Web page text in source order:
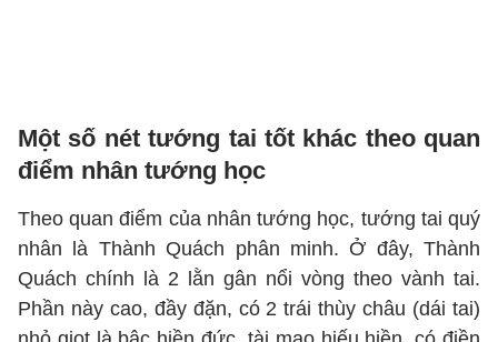
Một số nét tướng tai tốt khác theo quan
điểm nhân tướng học
Theo quan điểm của nhân tướng học, tướng tai quý
nhân là Thành Quách phân minh. Ở đây, Thành
Quách chính là 2 lằn gân nổi vòng theo vành tai.
Phần này cao, đầy đặn, có 2 trái thùy châu (dái tai)